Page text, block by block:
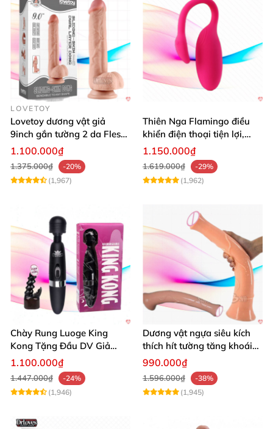
LOVETOY
Lovetoy dương vật giả
9inch gắn tường 2 da Flesh
siêu thực
1.100.000₫
1.375.000₫
-20%
(1,967)
Thiên Nga Flamingo điều
khiển điện thoại tiện lợi,
hiện đại
1.150.000₫
1.619.000₫
-29%
(1,962)
Chày Rung Luoge King
Kong Tặng Đầu DV Giả
Kích Thích Mạnh
1.100.000₫
1.447.000₫
-24%
(1,946)
Dương vật ngựa siêu kích
thích hít tường tăng khoái
cảm
990.000₫
1.596.000₫
-38%
(1,945)